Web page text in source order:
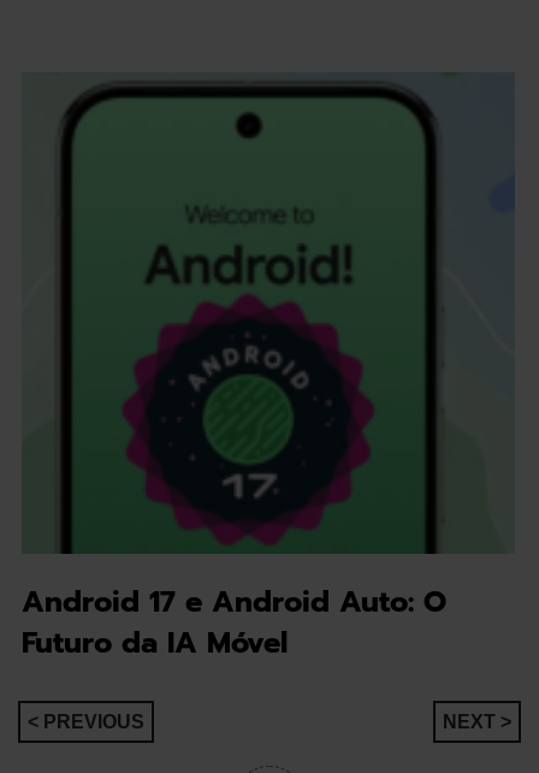
Android 17 e Android Auto: O
Futuro da IA Móvel
Navegação
< PREVIOUS NEXT >